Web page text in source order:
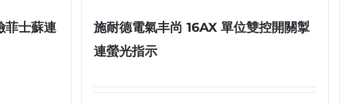
菲士蘇連
施耐德電氣丰尚 16AX 單位雙控開關掣
連螢光指示